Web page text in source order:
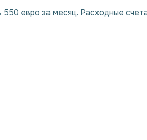
евро за месяц. Расходные